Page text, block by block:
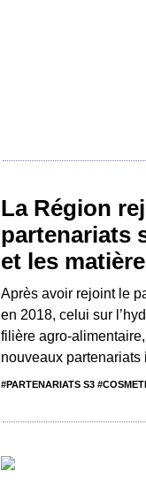
La Région
partenariats
et les
Après avoir rejoint le
en 2018, celui sur
filière agro-
nouveaux partenariats
#PARTENARIATS S3